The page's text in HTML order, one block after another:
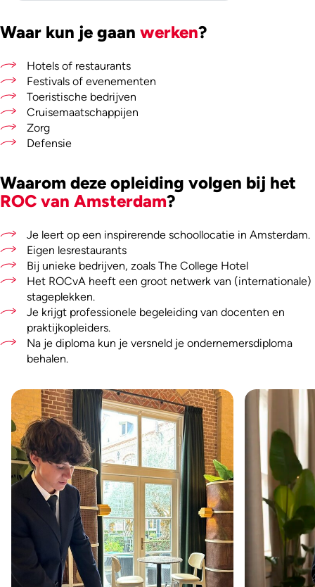
Waar kun je gaan werken?
Hotels of restaurants
Festivals of evenementen
Toeristische bedrijven
Cruisemaatschappijen
Zorg
Defensie
Waarom deze opleiding volgen bij het
ROC van Amsterdam?
Je leert op een inspirerende schoollocatie in Amsterdam.
Eigen lesrestaurants
Bij unieke bedrijven, zoals The College Hotel
Het ROCvA heeft een groot netwerk van (internationale)
stageplekken.
Je krijgt professionele begeleiding van docenten en
praktijkopleiders.
Na je diploma kun je versneld je ondernemersdiploma
behalen.